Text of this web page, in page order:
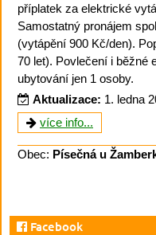
příplatek za elektrické
Samostatný pronájem
(vytápění 900 Kč/den).
70 let). Povlečení i běžné
ubytování jen 1 osoby.
Aktualizace: 1. ledna
více info...
Obec: Písečná u
Facebook